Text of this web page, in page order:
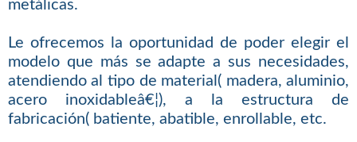
metálicas.
Le ofrecemos la oportunidad de poder elegir el
modelo que más se adapte a sus necesidades,
atendiendo al tipo de material( madera, aluminio,
acero inoxidableâ€¦), a la estructura de
fabricación( batiente, abatible, enrollable, etc.